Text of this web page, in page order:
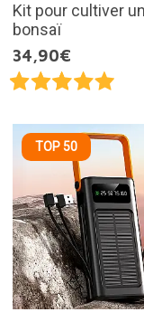
Kit pour cultiver un
bonsaï
34,90€
TOP 50